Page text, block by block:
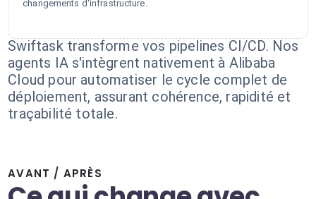
changements d'infrastructure.
Swiftask transforme vos pipelines CI/CD. Nos
agents IA s'intègrent nativement à Alibaba
Cloud pour automatiser le cycle complet de
déploiement, assurant cohérence, rapidité et
traçabilité totale.
AVANT / APRÈS